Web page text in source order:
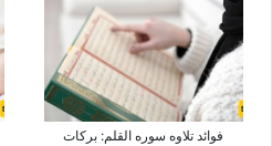
فوائد تلاوه سوره القلم: برکات